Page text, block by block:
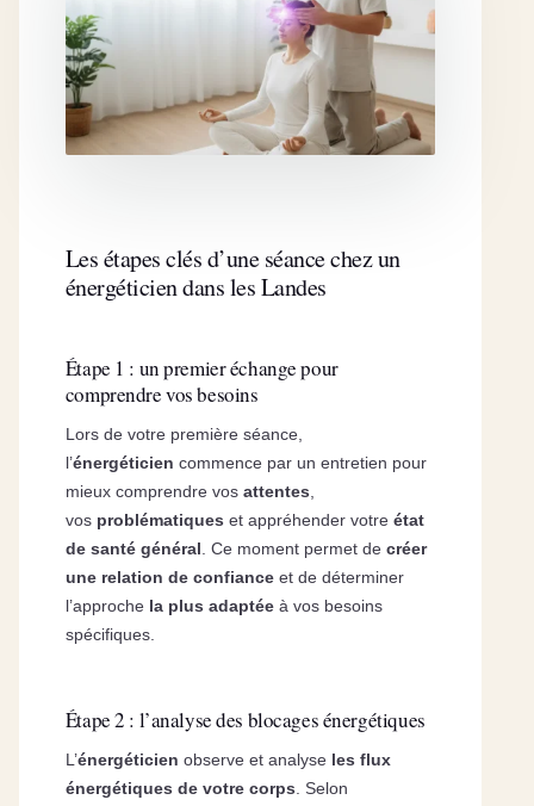
Les étapes clés d’une séance chez un
énergéticien dans les Landes
Étape 1 : un premier échange pour
comprendre vos besoins
Lors de votre première séance,
l’énergéticien commence par un entretien pour
mieux comprendre vos attentes
vos problématiques et appréhender votre état
de santé général . Ce moment permet de créer
une relation de confiance et de déterminer
l’approche la plus adaptée à vos besoins
spécifiques.
Étape 2 : l’analyse des blocages énergétiques
L’énergéticien observe et analyse les flux
énergétiques de votre corps. Selon